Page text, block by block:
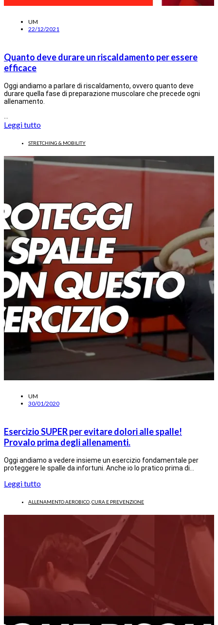
UM
22/12/2021
Quanto deve durare un riscaldamento per essere
efficace
Oggi andiamo a parlare di riscaldamento, ovvero quanto deve
durare quella fase di preparazione muscolare che precede ogni
allenamento.
Leggi tutto
STRETCHING & MOBILITY
UM
30/01/2020
Esercizio SUPER per evitare dolori alle spalle!
Provalo prima degli allenamenti.
Oggi andiamo a vedere insieme un esercizio fondamentale per
proteggere le spalle da infortuni. Anche io lo pratico prima di…
Leggi tutto
ALLENAMENTO AEROBICO CURA E PREVENZIONE